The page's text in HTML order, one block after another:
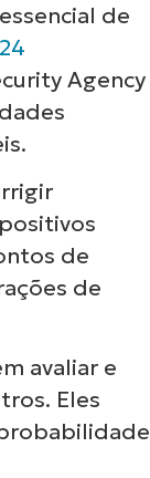
de
Agency
de
de
avaliar e
Eles